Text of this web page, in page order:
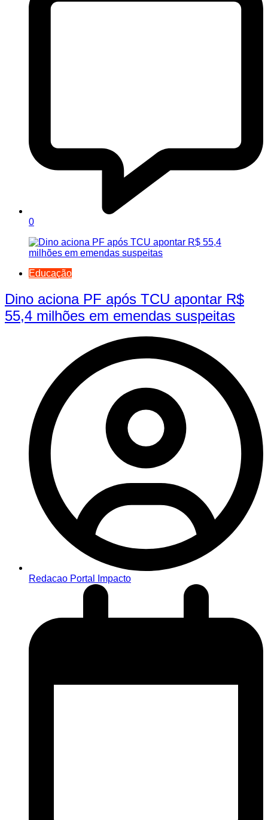
0
Educação
Dino aciona PF após TCU apontar R$
55,4 milhões em emendas suspeitas
Redacao Portal Impacto